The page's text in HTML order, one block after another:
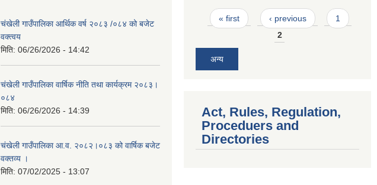
चंखेली गाउँपालिका आर्थिक वर्ष २०८३ /०८४ को बजेट
वक्त्वय
मिति: 06/26/2026 - 14:42
चंखेली गाउँपालिका वार्षिक नीति तथा कार्यक्रम २०८३।
०८४
मिति: 06/26/2026 - 14:39
चंखेली गाउँपालिका आ.व. २०८२।०८३ को वार्षिक बजेट
वक्तव्य ।
मिति: 07/02/2025 - 13:07
Pages
« first ‹ previous
1
2
अन्य
Act, Rules, Regulation,
Proceduers and
Directories